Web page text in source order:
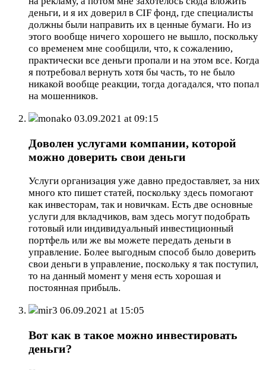
деньги, и я их доверил в CIF фонд, где специалисты
должны были направить их в ценные бумаги. Но из
этого вообще ничего хорошего не вышло, поскольку
со временем мне сообщили, что, к сожалению,
практически все деньги пропали и на этом все. Когда
я потребовал вернуть хотя бы часть, то не было
никакой вообще реакции, тогда догадался, что попал
на мошенников.
monako 03.09.2021 at 09:15
Доволен услугами компании, которой
можно доверить свои деньги
Услуги организация уже давно предоставляет, за них
много кто пишет статей, поскольку здесь помогают
как инвесторам, так и новичкам. Есть две основные
услуги для вкладчиков, вам здесь могут подобрать
готовый или индивидуальный инвестиционный
портфель или же вы можете передать деньги в
управление. Более выгодным способ было доверить
свои деньги в управление, поскольку я так поступил,
то на данный момент у меня есть хорошая и
постоянная прибыль.
mir3 06.09.2021 at 15:05
Вот как в такое можно инвестировать
деньги?